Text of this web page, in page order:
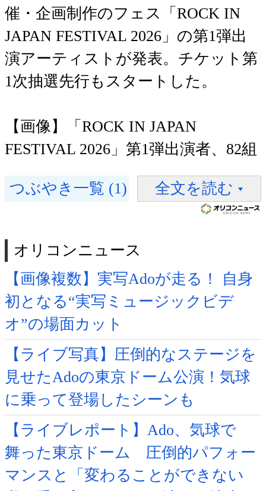
催・企画制作のフェス「ROCK IN
JAPAN FESTIVAL 2026」の第1弾出
演アーティストが発表。チケット第
1次抽選先行もスタートした。
【画像】「ROCK IN JAPAN
FESTIVAL 2026」第1弾出演者、82組
つぶやき一覧 (1) 全文を読む
オリコンニュース
【画像複数】実写Adoが走る！ 自身
初となる“実写ミュージックビデ
オ”の場面カット
【ライブ写真】圧倒的なステージを
見せたAdoの東京ドーム公演！気球
に乗って登場したシーンも
【ライブレポート】Ado、気球で
舞った東京ドーム 圧倒的パフォー
マンスと「変わることができない